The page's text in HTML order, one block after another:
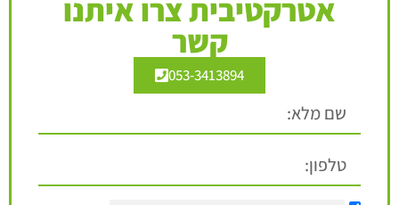
אטרקטיבית צרו איתנו
קשר
053-3413894